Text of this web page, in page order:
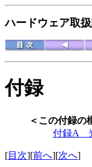
ハードウェア取
付録
＜この付録の
付録A
[目次][前へ][次へ]